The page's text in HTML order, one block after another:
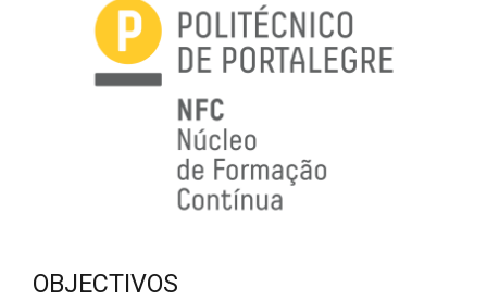
OBJECTIVOS